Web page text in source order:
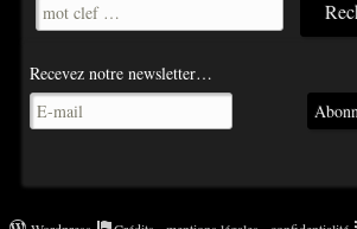
Recevez notre newsletter…